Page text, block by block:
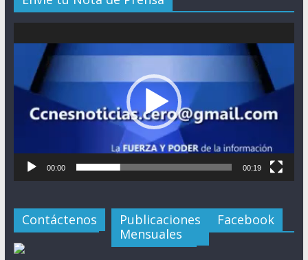
de
00:00 00:19
Contáctenos
Publicaciones
Mensuales
Facebook